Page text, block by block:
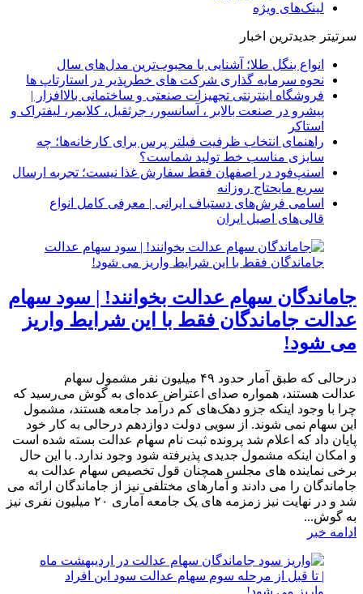
لینک‌های ویژه
سرتیتر جدیدترین اخبار
انواع بنگل طلا؛ آشنایی با محبوب‌ترین مدل‌های سال
نحوه سرمایه‌ گذاری شرکت‌ های خطرپذیر در استارتاپ ها
فروشگاه اینترنتی تجهیزات صنعتی و ساختمانی بالاافزار |
پیشرو در صنعت بالابر ، آسانسور، جرثقیل، کلایمر، لیفتراک و
استاکر
راهنمای انتخاب ظرفیت فیلتر پرس برای کارخانه‌ها؛ چه
سایزی مناسب خط تولید شماست؟
اسنپ‌فود در اصفهان فقط سفارش غذا نیست؛ تجربه ارسال
سریع مایحتاج روزانه
اسامی فرش‌های دستباف ایرانی | معرفی کامل انواع
قالی‌های اصیل ایران
جاماندگان سهام عدالت بخوانند! | سود سهام
عدالت جاماندگان فقط با این شرایط واریز
می شود!
درحالی که طبق آمار حدود ۴۹ میلیون نفر مشمول سهام
عدالت هستند، همواره صدای اعتراض عده‌ای به گوش می‌رسید که
چرا با وجود اینکه جزو دهک‌های کم درآمد جامعه هستند، مشمول
این سهام نمی شوند. از سویی دولت دوازدهم درحالی به کار خود
پایان داد که اعلام شد پرونده ثبت نام سهام عدالت بسته شده است
و امکان اینکه مشمول جدیدی پذیرفته شود وجود ندارد. با این حال
برخی نماینده های مجلس همچنان قول تخصیص سهام عدالت به
جاماندگان را می دادند و آمارهای مختلفی نیز از جاماندگان ارائه می
شد و در نهایت نیز زمزمه های یک جامعه آماری ۲۰ میلیون نفری نیز
به گوش...
ادامه خبر